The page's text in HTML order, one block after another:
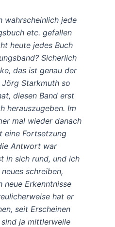
wahrscheinlich jede
etc. gefallen
heute jedes Buch
Sicherlich
das ist genau der
Starkmuth so
diesen Band erst
herauszugeben. Im
mal wieder danach
eine Fortsetzung
Antwort war
in sich rund, und ich
schreiben,
neue Erkenntnisse
hat er
seit Erscheinen
ja mittlerweile